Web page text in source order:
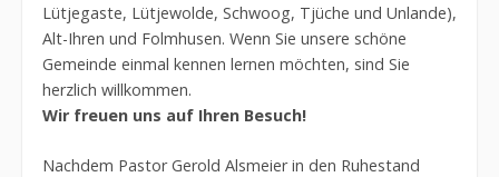
Lütjegaste, Lütjewolde, Schwoog, Tjüche und Unlande),
Alt-Ihren und Folmhusen. Wenn Sie unsere schöne
Gemeinde einmal kennen lernen möchten, sind Sie
herzlich willkommen.
Wir freuen uns auf Ihren Besuch!
Nachdem Pastor Gerold Alsmeier in den Ruhestand